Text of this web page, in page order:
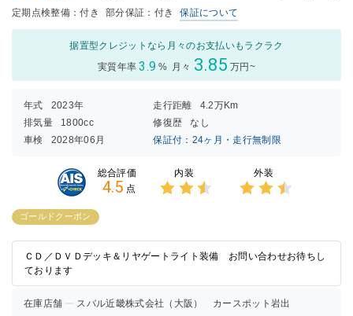
定期点検整備：付き 部分保証：付き 保証について
据置型クレジットなら月々のお支払いもラクラク
実質年率 3.9 % 月々 3.85 万円~
年式 2023年 走行距離
4.2万Km
排気量
1800cc 修復歴
なし
車検
2028年06月 保証付：24ヶ月・走行無制限
総合評価
4.5 点
内装 外装
ゴールドクーポン
ＣＤ／ＤＶＤデッキ＆リヤゲートライト装備 お問い合わせお待ちし
ております
在庫店舗 スバル近畿株式会社（大阪） カースポット岩出